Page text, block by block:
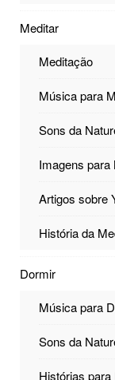
Meditar
Meditação
Música para
Sons da
Imagens para
Artigos sobre
História da
Dormir
Música para
Sons da
Histórias